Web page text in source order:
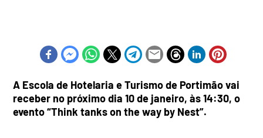
A Escola de Hotelaria e Turismo de Portimão vai
receber no próximo dia 10 de janeiro, às 14:30, o
evento “Think tanks on the way by Nest”.